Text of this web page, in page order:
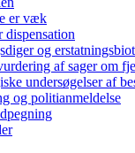
er væk
dispensation
og
af sager om
undersøgelser af
og politianmeldelse